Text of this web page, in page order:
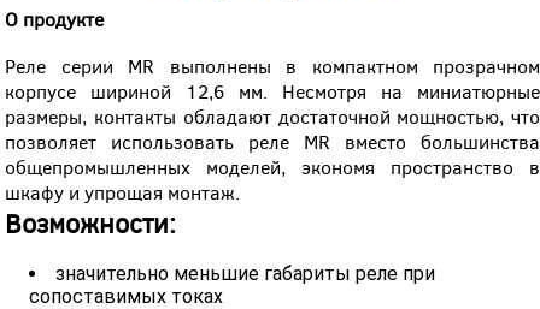
О продукте
Реле серии MR выполнены в компактном прозрачном
корпусе шириной 12,6 мм. Несмотря на миниатюрные
размеры, контакты обладают достаточной мощностью, что
позволяет использовать реле MR вместо большинства
общепромышленных моделей, экономя пространство в
шкафу и упрощая монтаж.
Возможности:
значительно меньшие габариты реле при
сопоставимых токах